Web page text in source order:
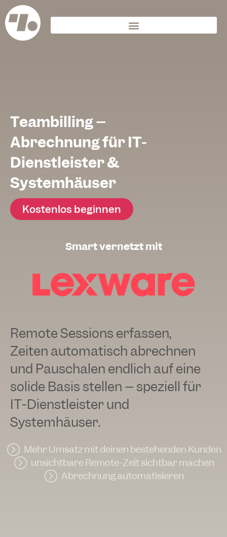
Teambilling –
Abrechnung für IT-
Dienstleister &
Systemhäuser
Kostenlos beginnen
Smart vernetzt mit
Remote Sessions erfassen,
Zeiten automatisch abrechnen
und Pauschalen endlich auf eine
solide Basis stellen – speziell für
IT-Dienstleister und
Systemhäuser.
Mehr Umsatz mit deinen bestehenden Kunden
unsichtbare Remote-Zeit sichtbar machen
Abrechnung automatisieren